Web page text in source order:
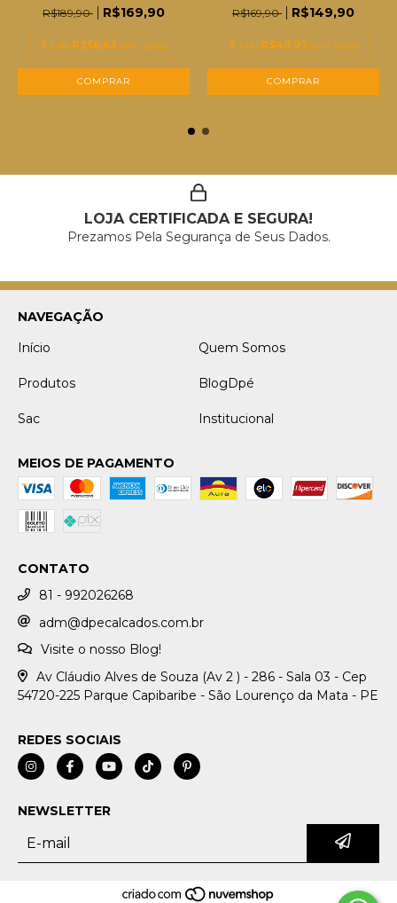
R$189,90
R$169,90
3 x de R$56,63 sem juros
COMPRAR
R$169,90
R$149,90
3 x de R$49,97 sem juros
COMPRAR
LOJA CERTIFICADA E SEGURA!
Prezamos Pela Segurança de Seus Dados.
NAVEGAÇÃO
Início
Quem Somos
Produtos BlogDpé
Sac Institucional
MEIOS DE PAGAMENTO
CONTATO
81 - 992026268
adm@dpecalcados.com.br
Visite o nosso Blog!
Av Cláudio Alves de Souza (Av 2 ) - 286 - Sala 03 - Cep
54720-225 Parque Capibaribe - São Lourenço da Mata - PE
REDES SOCIAIS
NEWSLETTER